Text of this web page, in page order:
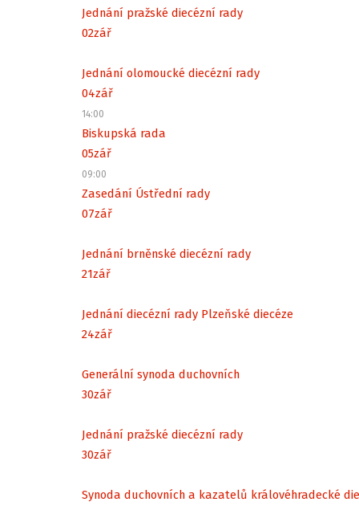
Jednání pražské diecézní rady
02zář
Jednání olomoucké diecézní rady
04zář
14:00
Biskupská rada
05zář
09:00
Zasedání Ústřední rady
07zář
Jednání brněnské diecézní rady
21zář
Jednání diecézní rady Plzeňské diecéze
24zář
Generální synoda duchovních
30zář
Jednání pražské diecézní rady
30zář
Synoda duchovních a kazatelů královéhradecké